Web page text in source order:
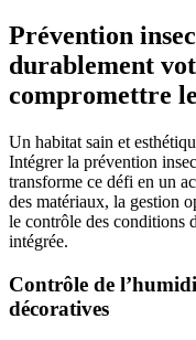
Prévention
durablement
compromettre
Un habitat sain et
Intégrer la prévention
transforme ce défi en un
des matériaux, la gestion
le contrôle des conditions
intégrée.
Contrôle de
décoratives